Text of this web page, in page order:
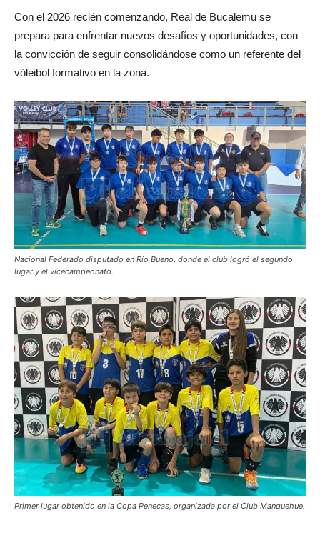
Con el 2026 recién comenzando, Real de Bucalemu se
prepara para enfrentar nuevos desafíos y oportunidades, con
la convicción de seguir consolidándose como un referente del
vóleibol formativo en la zona.
Nacional Federado disputado en Río Bueno, donde el club logró el segundo
lugar y el vicecampeonato.
Primer lugar obtenido en la Copa Penecas, organizada por el Club Manquehue.